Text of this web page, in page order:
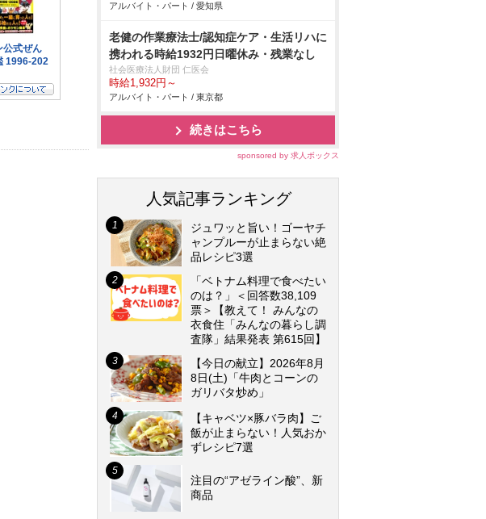
アルバイト・パート / 愛知県
老健の作業療法士/認知症ケア・生活リハに
携われる時給1932円日曜休み・残業なし
社会医療法人財団 仁医会
時給1,932円～
アルバイト・パート / 東京都
続きはこちら
sponsored by 求人ボックス
人気記事ランキング
ジュワッと旨い！ゴーヤチ
ャンプルーが止まらない絶
品レシピ3選
「ベトナム料理で食べたい
のは？」＜回答数38,109
票＞【教えて！ みんなの
衣食住「みんなの暮らし調
査隊」結果発表 第615回】
【今日の献立】2026年8月
8日(土)「牛肉とコーンの
ガリバタ炒め」
【キャベツ×豚バラ肉】ご
飯が止まらない！人気おか
ずレシピ7選
注目の“アゼライン酸”、新
商品